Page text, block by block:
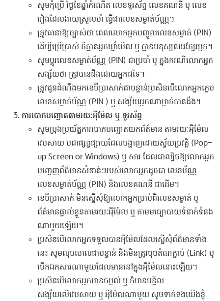
សូមកុំប្រើ ថ្ងៃខែឆ្នាំកំណើត លេខទូរស័ព្ទ លេខគណនី ឬ លេខ
រៀងដែលងាយស្រួលចាំ ធ្វើជាលេខសម្ងាត់ប័ណ្ណ។
ត្រូវធានាឱ្យច្បាស់ថា ពេលលោកអ្នកបញ្ចូលលេខសម្ងាត់ (PIN)
ដើម្បីប្រើប្រាស់ គឺគ្មានអ្នកឃ្លាំមើល ឬ គ្មានមនុស្សឈរក្បែរអ្នក។
សូមប្តូរលេខសម្ងាត់ប័ណ្ណ (PIN) ជាប្រចាំ ឬ ក្នុងករណីលោកអ្នក
សង្ស័យថា ត្រូវបានដឹងដោយអ្នកដទៃ។
ត្រូវជូនដំណឹងមកខេប៊ីប្រាសាក់ជាបន្ទាន់ប្រសិនបើលោកអ្នកភ្លេច
លេខសម្ងាត់ប័ណ្ណ (PIN ) ឬ សង្ស័យអ្នកណាម្នាក់បានដឹង។
ការបោកបញ្ឆោតតាមរយៈអុីម៉ែល ឬ ទូរស័ព្ទ
សូមប្រុងប្រយ័ត្នការបោកបញ្ឆោតយកព័ត៌មាន តាមរយៈអុីម៉ែល
វេបសាយ បដាផ្សព្វផ្សាយដែលបង្ហាញដោយស្វ័យប្រវត្តិ (Pop-
up Screen or Windows) ឬ សារ ដែលជាល្បិចឱ្យលោកអ្នក
បញ្ចេញព័ត៌មានសំខាន់ៗរបស់លោកអ្នកដូចជា លេខប័ណ្ណ
លេខសម្ងាត់ប័ណ្ណ (PIN) និងលេខគណនី ជាដើម។
ខេប៊ីប្រាសាក់ មិនស្នើសុំឱ្យលោកអ្នកប្រាប់ពីលេខសម្ងាត់ ឬ
ព័ត៌មានផ្ទាល់ខ្លួនតាមរយៈអុីម៉ែល ឬ តាមមធ្យោបាយទំនាក់ទំនង
ណាមួយឡើយ។
ប្រសិនបើលោកអ្នកទទួលបានអុីម៉ែលដែលស្នើសុំព័ត៌មានទាំង
នេះ សូមលុបចោលជាបន្ទាន់ និងមិនត្រូវចុចតំណភ្ជាប់ (Link) ឬ
បើកឯកសារណាមួយដែលមាននៅក្នុងអុីម៉ែលនោះឡើយ។
ប្រសិនបើលោកអ្នកមានចម្ងល់ ឬ ក៏មានមន្ទិល
សង្ស័យលើវេបសាយ ឬ អុីម៉ែលណាមួយ សូមទាក់ទងយើងខ្ញុំ